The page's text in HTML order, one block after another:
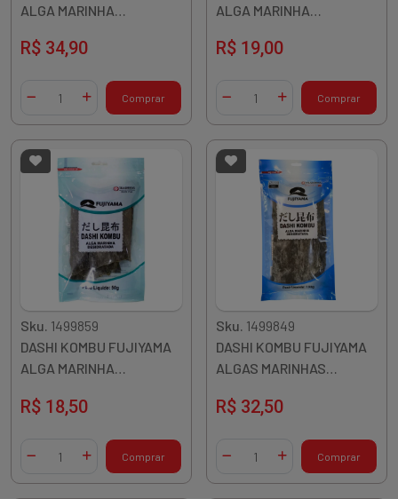
ALGA MARINHA
R$ 34,90
Diminuir QuantidadeAdicionar Quantidade
Comprar
ALGA MARINHA
R$ 19,00
Diminuir QuantidadeAdicionar Quantidade
Comprar
Sku. 1499859
DASHI KOMBU FUJIYAMA
ALGA MARINHA
R$ 18,50
Diminuir QuantidadeAdicionar Quantidade
Comprar
Sku. 1499849
DASHI KOMBU FUJIYAMA
ALGAS MARINHAS
CHINA
R$ 32,50
Diminuir QuantidadeAdicionar Quantidade
Comprar